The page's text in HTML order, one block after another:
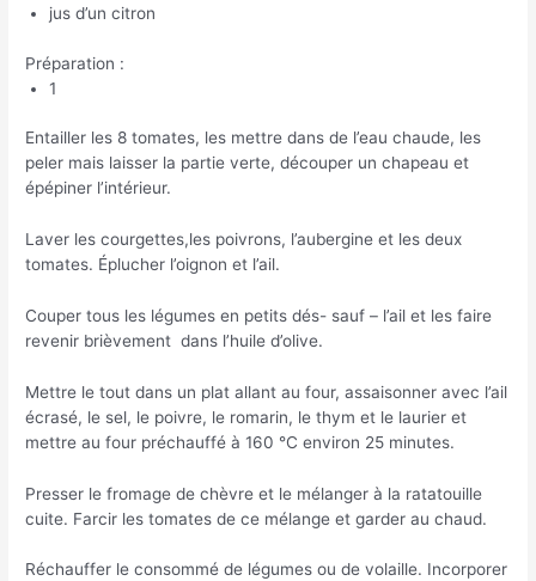
jus d’un citron
Préparation :
1
Entailler les 8 tomates, les mettre dans de l’eau chaude, les
peler mais laisser la partie verte, découper un chapeau et
épépiner l’intérieur.
Laver les courgettes,les poivrons, l’aubergine et les deux
tomates. Éplucher l’oignon et l’ail.
Couper tous les légumes en petits dés- sauf – l’ail et les faire
revenir brièvement dans l’huile d’olive.
Mettre le tout dans un plat allant au four, assaisonner avec l’ail
écrasé, le sel, le poivre, le romarin, le thym et le laurier et
mettre au four préchauffé à 160 °C environ 25 minutes.
Presser le fromage de chèvre et le mélanger à la ratatouille
cuite. Farcir les tomates de ce mélange et garder au chaud.
Réchauffer le consommé de légumes ou de volaille. Incorporer